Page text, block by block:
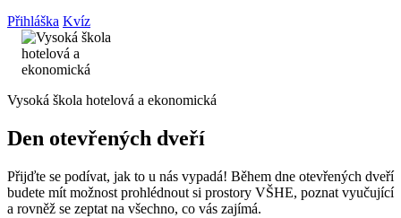
Přihláška Kvíz
Vysoká škola hotelová a ekonomická
Den otevřených dveří
Přijďte se podívat, jak to u nás vypadá! Během dne otevřených dveří
budete mít možnost prohlédnout si prostory VŠHE, poznat vyučující
a rovněž se zeptat na všechno, co vás zajímá.